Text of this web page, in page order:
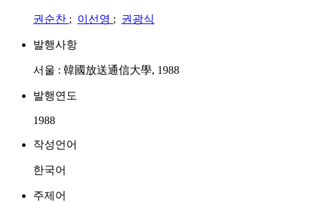
권순찬 ; 이선영 ; 권광식
발행사항
서울 : 韓國放送通信大學, 1988
발행연도
1988
작성언어
한국어
주제어